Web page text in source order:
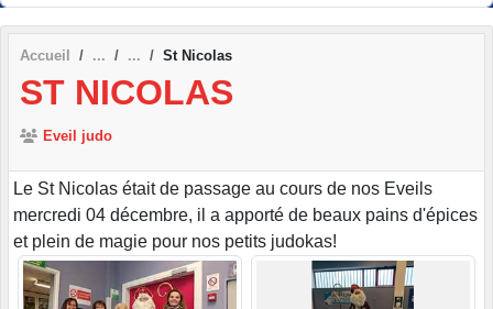
Accueil St Nicolas
ST NICOLAS
Eveil judo
Le St Nicolas était de passage au cours de nos Eveils
mercredi 04 décembre, il a apporté de beaux pains d'épices
et plein de magie pour nos petits judokas!